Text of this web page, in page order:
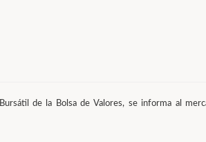
de la Bolsa de Valores, se informa al